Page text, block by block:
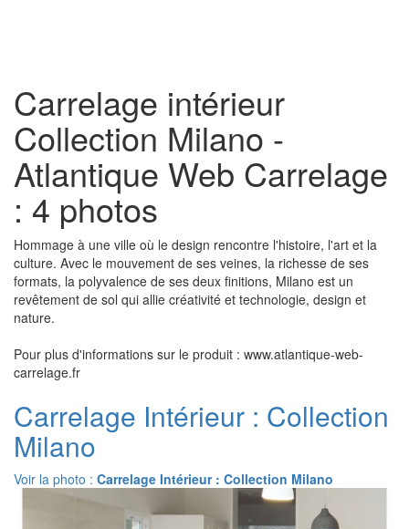
Carrelage intérieur
Collection Milano -
Atlantique Web Carrelage
: 4 photos
Hommage à une ville où le design rencontre l'histoire, l'art et la
culture. Avec le mouvement de ses veines, la richesse de ses
formats, la polyvalence de ses deux finitions, Milano est un
revêtement de sol qui allie créativité et technologie, design et
nature.
Pour plus d'informations sur le produit : www.atlantique-web-
carrelage.fr
Carrelage Intérieur : Collection
Milano
Voir la photo : Carrelage Intérieur : Collection Milano